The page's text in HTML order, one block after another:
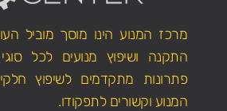
מרכז המנוע הינו מוסך מוביל
התקנה ושיפוץ מנועים לכל
פתרונות מתקדמים לשיפוץ
המנוע וקשורים לתפקודו.